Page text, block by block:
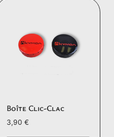
Boîte Clic-Clac
3,90€